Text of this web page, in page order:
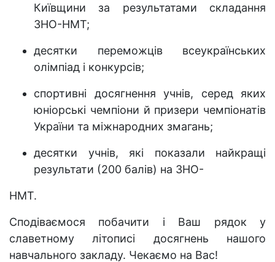
Київщини за результатами складання
ЗНО-НМТ;
десятки переможців всеукраїнських
олімпіад і конкурсів;
спортивні досягнення учнів, серед яких
юніорські чемпіони й призери чемпіонатів
України та міжнародних змагань;
десятки учнів, які показали найкращі
результати (200 балів) на ЗНО-
НМТ.
Сподіваємося побачити і Ваш рядок у
славетному літописі досягнень нашого
навчального закладу. Чекаємо на Вас!